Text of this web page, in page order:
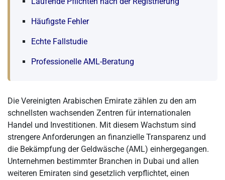
Häufigste Fehler
Echte Fallstudie
Professionelle AML-Beratung
Die Vereinigten Arabischen Emirate zählen zu den am
schnellsten wachsenden Zentren für internationalen
Handel und Investitionen. Mit diesem Wachstum sind
strengere Anforderungen an finanzielle Transparenz und
die Bekämpfung der Geldwäsche (AML) einhergegangen.
Unternehmen bestimmter Branchen in Dubai und allen
weiteren Emiraten sind gesetzlich verpflichtet, einen